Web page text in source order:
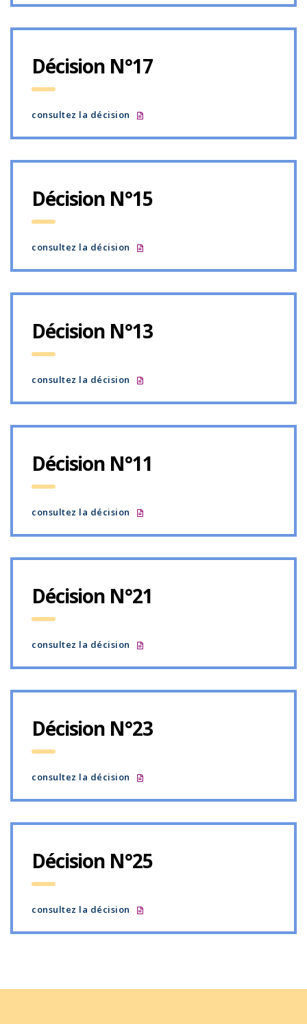
Décision N°17
consultez la décision
Décision N°15
consultez la décision
Décision N°13
consultez la décision
Décision N°11
consultez la décision
Décision N°21
consultez la décision
Décision N°23
consultez la décision
Décision N°25
consultez la décision